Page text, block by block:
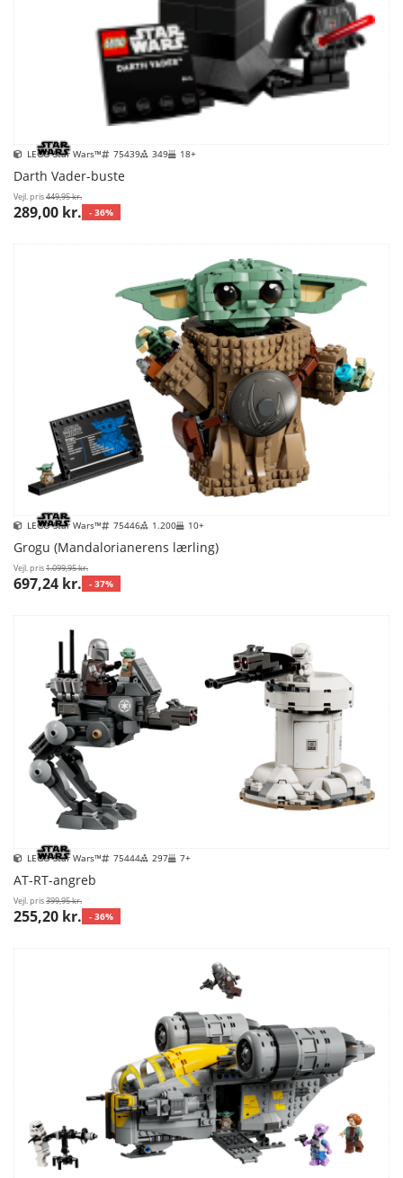
LEGO Star Wars™ 75439 349 18+
Darth Vader-buste
Vejl. pris449,95 kr.
289,00 kr. - 36%
LEGO Star Wars™ 75446 1.200 10+
Grogu (Mandalorianerens lærling)
Vejl. pris1.099,95 kr.
697,24 kr. - 37%
LEGO Star Wars™ 75444 297 7+
AT-RT-angreb
Vejl. pris399,95 kr.
255,20 kr. - 36%